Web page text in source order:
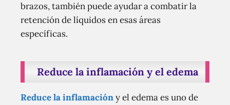
brazos, también puede ayudar a combatir la
retención de líquidos en esas áreas
específicas.
Reduce la inflamación y el edema
Reduce la inflamacióny el edema es uno de